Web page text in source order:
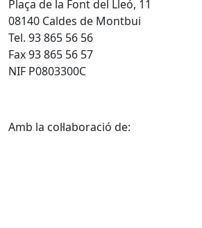
Plaça de la Font del Lleó, 11
08140 Caldes de Montbui
Tel. 93 865 56 56
Fax 93 865 56 57
NIF P0803300C
Amb la col·laboració de: